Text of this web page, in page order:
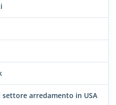
arredamento in USA